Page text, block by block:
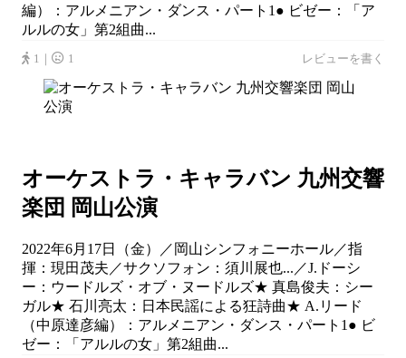
編）：アルメニアン・ダンス・パート1● ビゼー：「ア
ルルの女」第2組曲...
1｜ 1 レビューを書く
オーケストラ・キャラバン 九州交響
楽団 岡山公演
2022年6月17日（金）／岡山シンフォニーホール／指
揮：現田茂夫／サクソフォン：須川展也...／J.ドーシ
ー：ウードルズ・オブ・ヌードルズ★ 真島俊夫：シー
ガル★ 石川亮太：日本民謡による狂詩曲★ A.リード
（中原達彦編）：アルメニアン・ダンス・パート1● ビ
ゼー：「アルルの女」第2組曲...